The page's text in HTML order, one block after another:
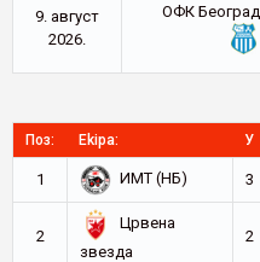
9. август
2026.
ОФК Београд
Поз: Ekipa: У
1 ИМТ (НБ) 3
2
Црвена
звезда
2